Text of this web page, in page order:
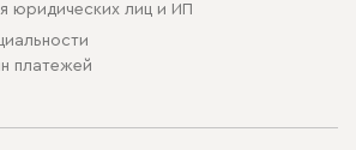
юридических лиц и ИП
платежей